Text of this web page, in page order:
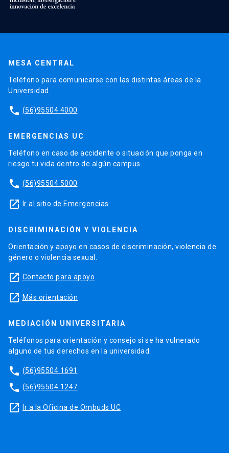
MESA CENTRAL
Teléfono para comunicarse con las distintas áreas de la
Universidad.
phone (56)95504 4000
EMERGENCIAS UC
Teléfono en caso de accidente o situación que ponga en
riesgo tu vida dentro de algún campus.
phone (56)95504 5000
launch Ir al sitio de Emergencias
DISCRIMINACIÓN Y VIOLENCIA
Orientación y apoyo en casos de discriminación, violencia de
género o violencia sexual.
launch Contacto para apoyo
launch Más orientación
MEDIACIÓN UNIVERSITARIA
Teléfonos para orientación y consejo si se ha vulnerado
alguno de tus derechos en la universidad.
phone (56)95504 1691
phone (56)95504 1247
launch Ir a la Oficina de Ombuds UC